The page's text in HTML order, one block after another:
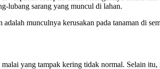
lubang sarang yang muncul di lahan.
munculnya kerusakan pada tanaman di
yang tampak kering tidak normal. Selain